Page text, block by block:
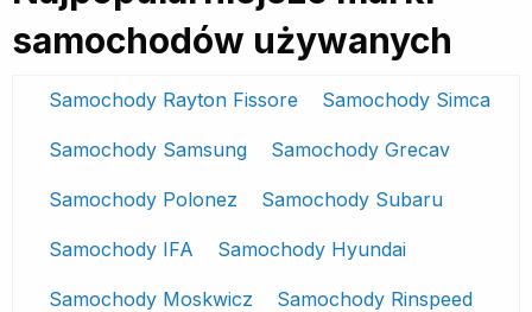
samochodów używanych
Samochody Rayton Fissore Samochody Simca
Samochody Samsung Samochody Grecav
Samochody Polonez Samochody Subaru
Samochody IFA Samochody Hyundai
Samochody Moskwicz Samochody Rinspeed